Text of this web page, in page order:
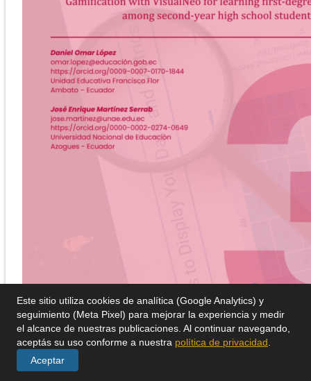
Este sitio utiliza cookies de analítica (Google Analytics) y
seguimiento (Meta Pixel) para mejorar la experiencia y medir
el alcance de nuestras publicaciones. Al continuar navegando,
aceptás su uso conforme a nuestra política de privacidad
Aceptar